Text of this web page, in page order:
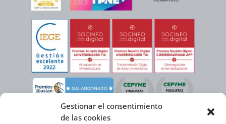
Gestionar el consentimiento
de las cookies